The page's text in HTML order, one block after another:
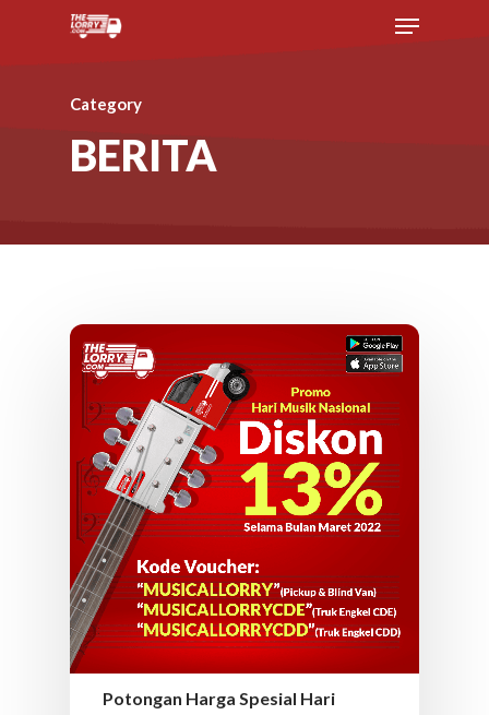
Category
BERITA
Potongan Harga Spesial Hari